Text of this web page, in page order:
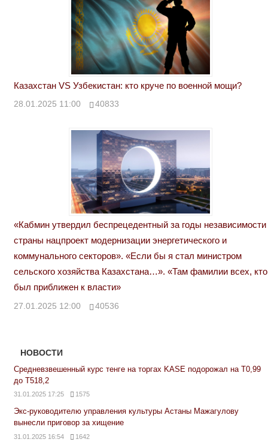
Казахстан VS Узбекистан: кто круче по военной мощи?
28.01.2025 11:00 40833
«Кабмин утвердил беспрецедентный за годы независимости
страны нацпроект модернизации энергетического и
коммунального секторов». «Если бы я стал министром
сельского хозяйства Казахстана…». «Там фамилии всех, кто
был приближен к власти»
27.01.2025 12:00 40536
НОВОСТИ
Средневзвешенный курс тенге на торгах KASE подорожал на Т0,99
до Т518,2
31.01.2025 17:25 1575
Экс-руководителю управления культуры Астаны Мажагулову
вынесли приговор за хищение
31.01.2025 16:54 1642